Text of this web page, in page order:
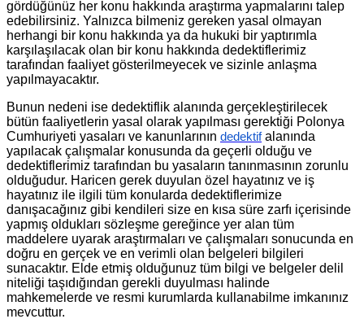
gördüğünüz her konu hakkında araştırma yapmalarını talep
edebilirsiniz. Yalnızca bilmeniz gereken yasal olmayan
herhangi bir konu hakkında ya da hukuki bir yaptırımla
karşılaşılacak olan bir konu hakkında dedektiflerimiz
tarafından faaliyet gösterilmeyecek ve sizinle anlaşma
yapılmayacaktır.
Bunun nedeni ise dedektiflik alanında gerçekleştirilecek
bütün faaliyetlerin yasal olarak yapılması gerektiği Polonya
Cumhuriyeti yasaları ve kanunlarının dedektifalanında
yapılacak çalışmalar konusunda da geçerli olduğu ve
dedektiflerimiz tarafından bu yasaların tanınmasının zorunlu
olduğudur. Haricen gerek duyulan özel hayatınız ve iş
hayatınız ile ilgili tüm konularda dedektiflerimize
danışacağınız gibi kendileri size en kısa süre zarfı içerisinde
yapmış oldukları sözleşme gereğince yer alan tüm
maddelere uyarak araştırmaları ve çalışmaları sonucunda en
doğru en gerçek ve en verimli olan belgeleri bilgileri
sunacaktır. Elde etmiş olduğunuz tüm bilgi ve belgeler delil
niteliği taşıdığından gerekli duyulması halinde
mahkemelerde ve resmi kurumlarda kullanabilme imkanınız
mevcuttur.